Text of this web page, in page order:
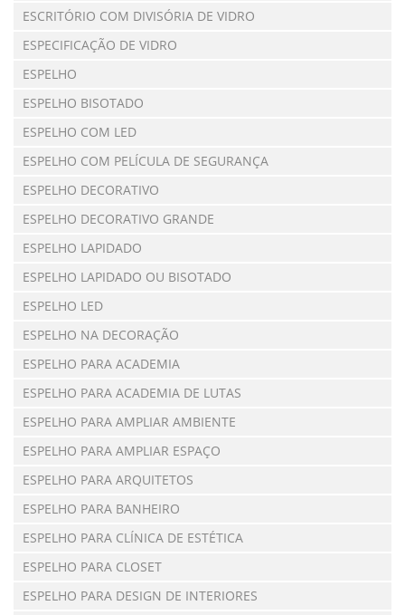
ESCRITÓRIO COM DIVISÓRIA DE VIDRO
ESPECIFICAÇÃO DE VIDRO
ESPELHO
ESPELHO BISOTADO
ESPELHO COM LED
ESPELHO COM PELÍCULA DE SEGURANÇA
ESPELHO DECORATIVO
ESPELHO DECORATIVO GRANDE
ESPELHO LAPIDADO
ESPELHO LAPIDADO OU BISOTADO
ESPELHO LED
ESPELHO NA DECORAÇÃO
ESPELHO PARA ACADEMIA
ESPELHO PARA ACADEMIA DE LUTAS
ESPELHO PARA AMPLIAR AMBIENTE
ESPELHO PARA AMPLIAR ESPAÇO
ESPELHO PARA ARQUITETOS
ESPELHO PARA BANHEIRO
ESPELHO PARA CLÍNICA DE ESTÉTICA
ESPELHO PARA CLOSET
ESPELHO PARA DESIGN DE INTERIORES